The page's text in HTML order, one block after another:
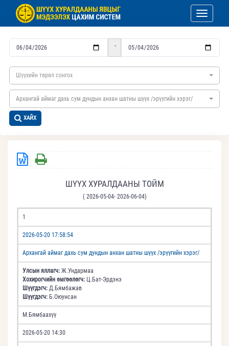
Toggle
-
Шүүхийн төрөл сонгох
Архангай аймаг дахь сум дундын анхан шатны шүүх /эрүүгийн хэрэг/
ХАЙХ
ШҮҮХ ХУРАЛДААНЫ ТОЙМ
( 2026-05-04- 2026-06-04)
1
2026-05-20 17:58:54
Архангай аймаг дахь сум дундын анхан шатны шүүх /эрүүгийн хэрэг/
Улсын яллагч: Ж.Ундармаа
Хохирогчийн өмгөөлөгч: Ц.Бат-Эрдэнэ
Шүүгдэгч: Д.Бямбажав
Шүүгдэгч: Б.Оюунсан
М.Бямбаахүү
2026-05-20 14:30